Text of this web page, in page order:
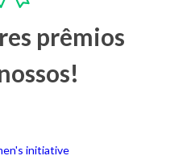
prêmios